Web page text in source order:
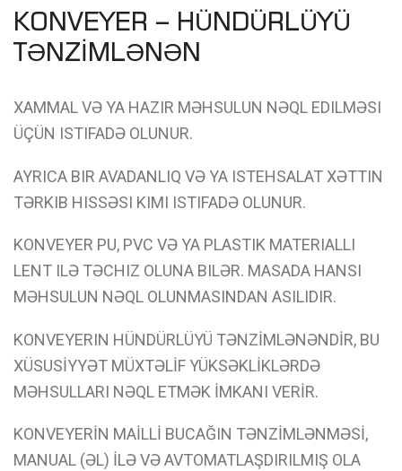
KONVEYER – HÜNDÜRLÜYÜ
TƏNZİMLƏNƏN
XAMMAL VƏ YA HAZIR MƏHSULUN NƏQL EDILMƏSI
ÜÇÜN ISTIFADƏ OLUNUR.
AYRICA BIR AVADANLIQ VƏ YA ISTEHSALAT XƏTTIN
TƏRKIB HISSƏSI KIMI ISTIFADƏ OLUNUR.
KONVEYER PU, PVC VƏ YA PLASTIK MATERIALLI
LENT ILƏ TƏCHIZ OLUNA BILƏR. MASADA HANSI
MƏHSULUN NƏQL OLUNMASINDAN ASILIDIR.
KONVEYERIN HÜNDÜRLÜYÜ TƏNZİMLƏNƏNDİR, BU
XÜSUSİYYƏT MÜXTƏLİF YÜKSƏKLİKLƏRDƏ
MƏHSULLARI NƏQL ETMƏK İMKANI VERİR.
KONVEYERİN MAİLLİ BUCAĞIN TƏNZİMLƏNMƏSİ,
MANUAL (ƏL) İLƏ VƏ AVTOMATLAŞDIRILMIŞ OLA